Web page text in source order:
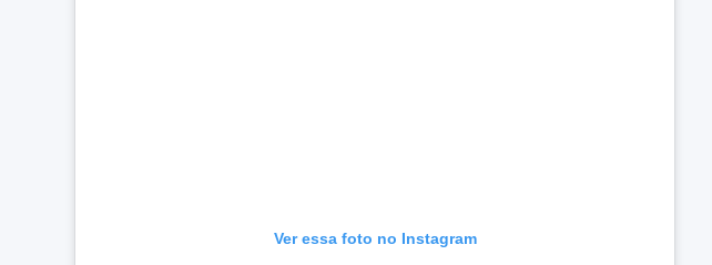
Ver essa foto no Instagram